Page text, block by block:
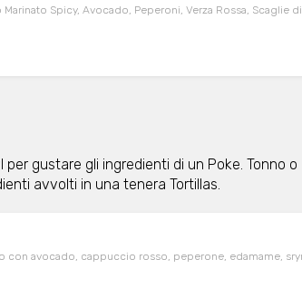
Spicy, Avocado, Peperoni, Verza Rossa, Scaglie di
gustare gli ingredienti di un Poke. Tonno o
avvolti in una tenera Tortillas.